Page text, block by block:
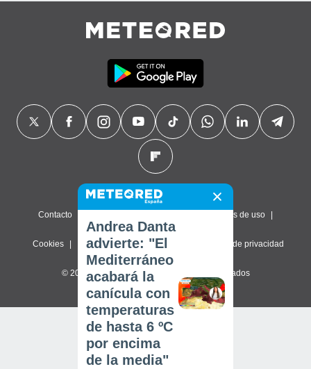
Contacto Términos de uso
Cookies Política de privacidad Configuración de privacidad
© 2026 Meteored. Todos los derechos reservados
Andrea Danta
advierte: "El
Mediterráneo
acabará la
canícula con
temperaturas
de hasta 6 ºC
por encima
de la media"